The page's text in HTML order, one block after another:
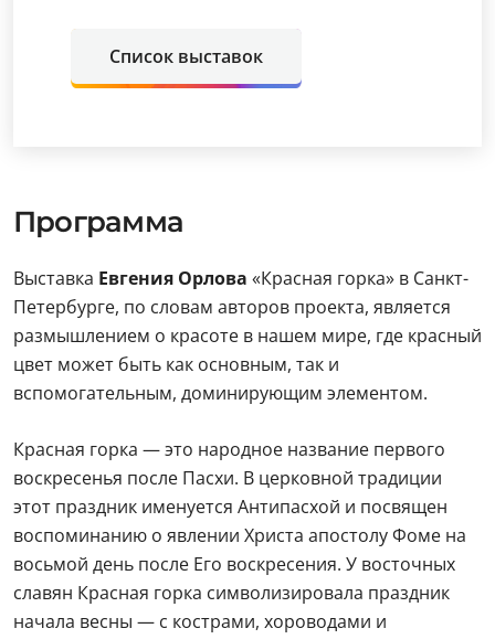
Список выставок
Программа
Выставка Евгения Орлова «Красная горка» в Санкт-
Петербурге, по словам авторов проекта, является
размышлением о красоте в нашем мире, где красный
цвет может быть как основным, так и
вспомогательным, доминирующим элементом.
Красная горка — это народное название первого
воскресенья после Пасхи. В церковной традиции
этот праздник именуется Антипасхой и посвящен
воспоминанию о явлении Христа апостолу Фоме на
восьмой день после Его воскресения. У восточных
славян Красная горка символизировала праздник
начала весны — с кострами, хороводами и